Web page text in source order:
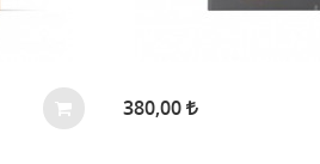
380,00